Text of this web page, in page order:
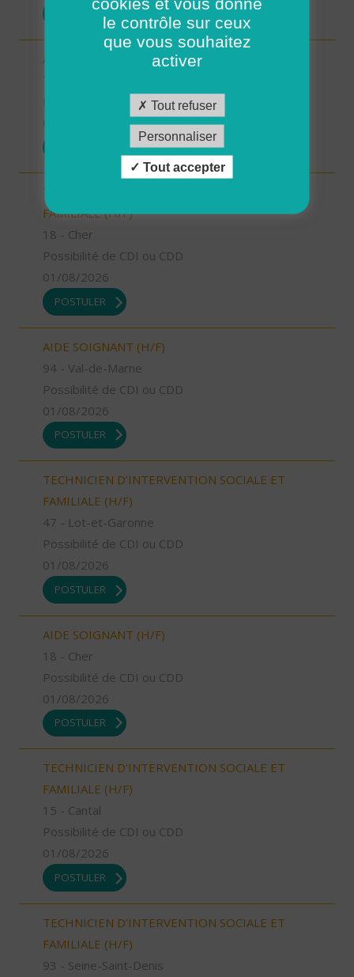
POSTULER
AUXILIAIRE DE VIE SOCIALE (H/F)
Possibilité de CDI ou CDD
TECHNICIEN D’INTERVENTION SOCIALE ET
FAMILIALE (H/F)
18 - Cher
Possibilité de CDI ou CDD
01/08/2026
POSTULER
AIDE SOIGNANT (H/F)
94 - Val-de-Marne
Possibilité de CDI ou CDD
01/08/2026
POSTULER
TECHNICIEN D’INTERVENTION SOCIALE ET
FAMILIALE (H/F)
47 - Lot-et-Garonne
Possibilité de CDI ou CDD
01/08/2026
POSTULER
AIDE SOIGNANT (H/F)
18 - Cher
Possibilité de CDI ou CDD
01/08/2026
POSTULER
TECHNICIEN D’INTERVENTION SOCIALE ET
FAMILIALE (H/F)
15 - Cantal
Possibilité de CDI ou CDD
01/08/2026
POSTULER
TECHNICIEN D’INTERVENTION SOCIALE ET
FAMILIALE (H/F)
93 - Seine-Saint-Denis
le contrôle sur ceux
que vous souhaitez
activer
Tout refuser
Personnaliser
Tout accepter